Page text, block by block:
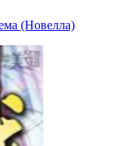
(Новелла)